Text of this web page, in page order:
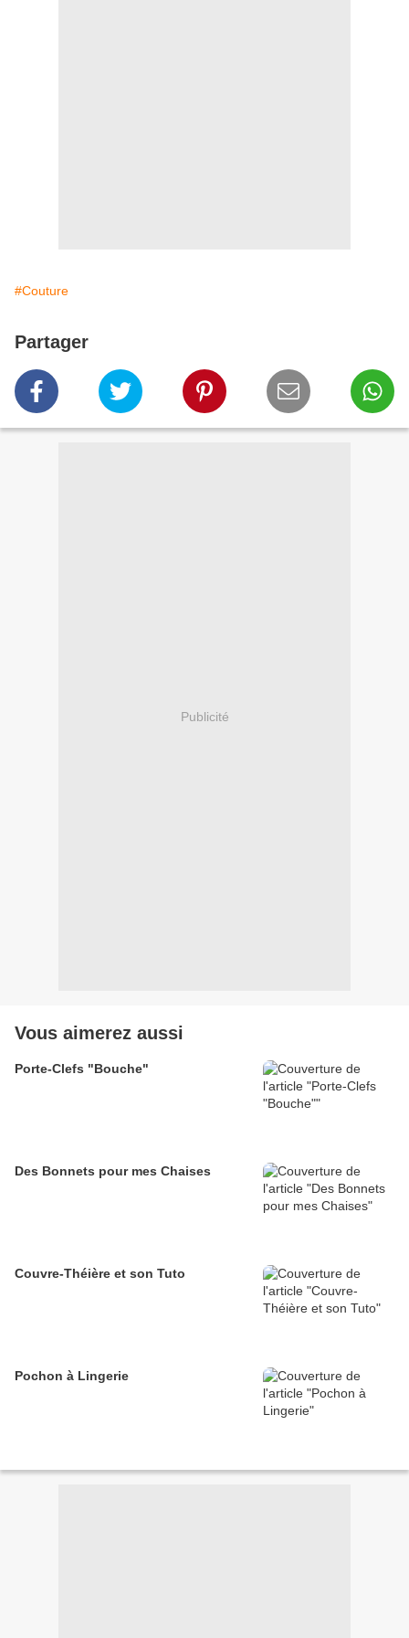
#Couture
Partager
Publicité
Vous aimerez aussi
Porte-Clefs "Bouche"
Des Bonnets pour mes Chaises
Couvre-Théière et son Tuto
Pochon à Lingerie